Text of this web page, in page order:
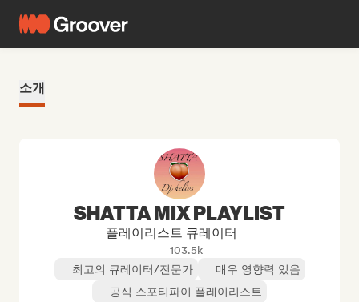
소개
SHATTA MIX PLAYLIST
플레이리스트 큐레이터
103.5k
최고의 큐레이터/전문가
매우 영향력 있음
공식 스포티파이 플레이리스트